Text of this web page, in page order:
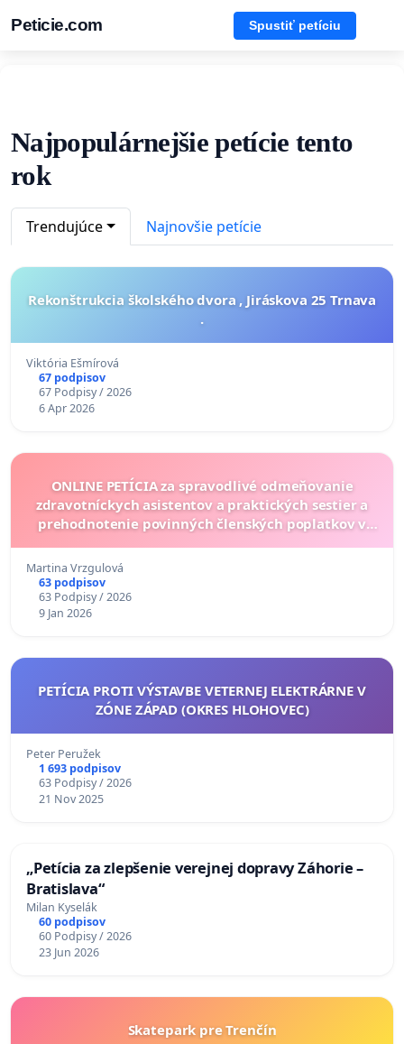
Peticie.com Spustiť petíciu
Najpopulárnejšie petície tento
rok
Trendujúce Najnovšie petície
Rekonštrukcia školského dvora , Jiráskova 25 Trnava
.
Viktória Ešmírová
67 podpisov
67 Podpisy / 2026
6 Apr 2026
ONLINE PETÍCIA za spravodlivé odmeňovanie
zdravotníckych asistentov a praktických sestier a
prehodnotenie povinných členských poplatkov v
Martina Vrzgulová
63 podpisov
63 Podpisy / 2026
9 Jan 2026
PETÍCIA PROTI VÝSTAVBE VETERNEJ ELEKTRÁRNE V
ZÓNE ZÁPAD (OKRES HLOHOVEC)
Peter Peružek
1 693 podpisov
63 Podpisy / 2026
21 Nov 2025
„Petícia za zlepšenie verejnej dopravy Záhorie –
Bratislava“
Milan Kyselák
60 podpisov
60 Podpisy / 2026
23 Jun 2026
Skatepark pre Trenčín